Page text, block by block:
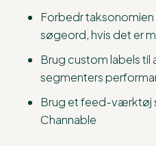
Forbedr
søgeord, hvis det er
Brug custom labels til
segmenters
Brug et feed-værktøj
Channable